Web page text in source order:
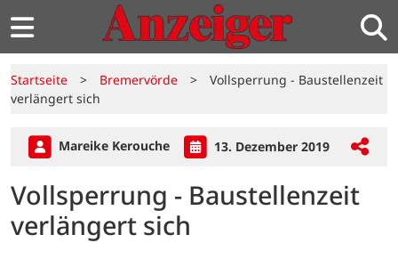
Startseite > Bremervörde >
Vollsperrung - Baustellenzeit
verlängert sich
Mareike Kerouche 13. Dezember 2019
Vollsperrung - Baustellenzeit
verlängert sich